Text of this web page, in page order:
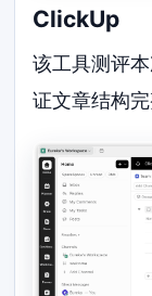
ClickUp
该工具测评
证文章结构